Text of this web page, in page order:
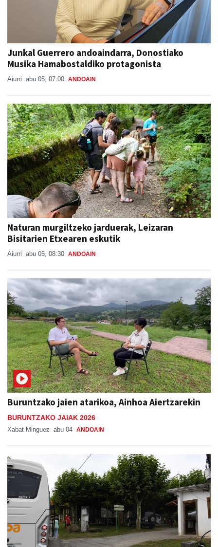
Junkal Guerrero andoaindarra, Donostiako
Musika Hamabostaldiko protagonista
Aiurri abu 05, 07:00 ANDOAIN
Naturan murgiltzeko jarduerak, Leizaran
Bisitarien Etxearen eskutik
Aiurri abu 05, 08:30 ANDOAIN
Buruntzako jaien atarikoa, Ainhoa Aiertzarekin
BURUNTZAKO JAIAK 2026
Xabat Minguez abu 04 ANDOAIN